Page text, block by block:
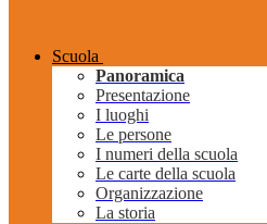
Scuola
Panoramica
Presentazione
I luoghi
Le persone
I numeri della scuola
Le carte della scuola
Organizzazione
La storia